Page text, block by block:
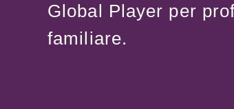
Global Player per
familiare.